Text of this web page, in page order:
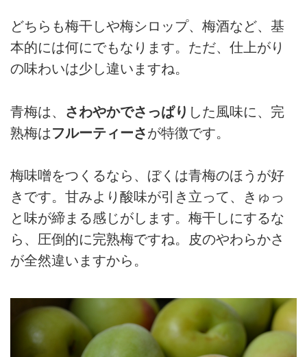
どちらも梅干しや梅シロップ、梅酒など、基
本的には何にでもなります。ただ、仕上がり
の味わいは少し違いますね。
青梅は、 さわやかでさっぱり した風味に、完
熟梅はフルーティーさが特徴です。
梅味噌をつくるなら、ぼくは青梅のほうが好
きです。甘みより酸味が引き立って、きゅっ
と味が締まる感じがします。梅干しにするな
ら、圧倒的に完熟梅ですね。皮のやわらかさ
が全然違いますから。